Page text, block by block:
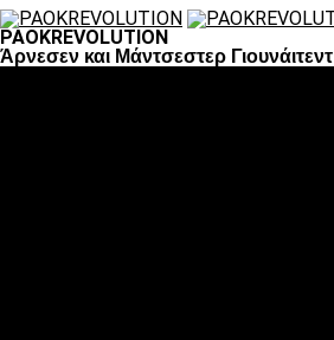
PAOKREVOLUTION
Άρνεσεν και Μάντσεστερ Γιουνάιτεντ